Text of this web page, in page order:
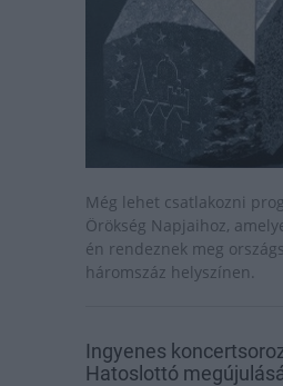
Még lehet csatlakozni
Örökség Napjaihoz,
én rendeznek meg
háromszáz helyszínen.
Ingyenes
Hatoslottó